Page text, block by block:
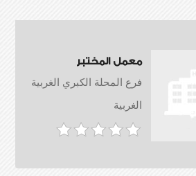
معمل المختبر
فرع المحلة الكبري الغربية
الغربية